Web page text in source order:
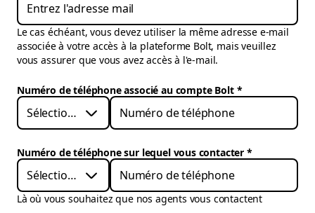
Le cas échéant, vous devez utiliser la même adresse e-mail
associée à votre accès à la plateforme Bolt, mais veuillez
vous assurer que vous avez accès à l'e-mail.
Numéro de téléphone associé au compte Bolt *
Sélectionner
Numéro de téléphone sur lequel vous contacter *
Sélectionner
Là où vous souhaitez que nos agents vous contactent